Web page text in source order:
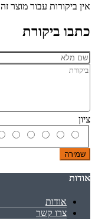
אין ביקורות עבור מוצר זה
כתבו ביקורת
ציון
שמירה
אודות
אודות
צרו קשר